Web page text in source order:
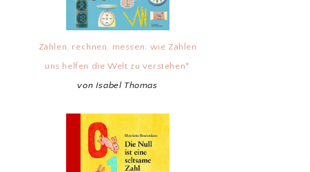
Zählen, rechnen, messen: wie Zahlen
uns helfen die Welt zu verstehen*
von Isabel Thomas